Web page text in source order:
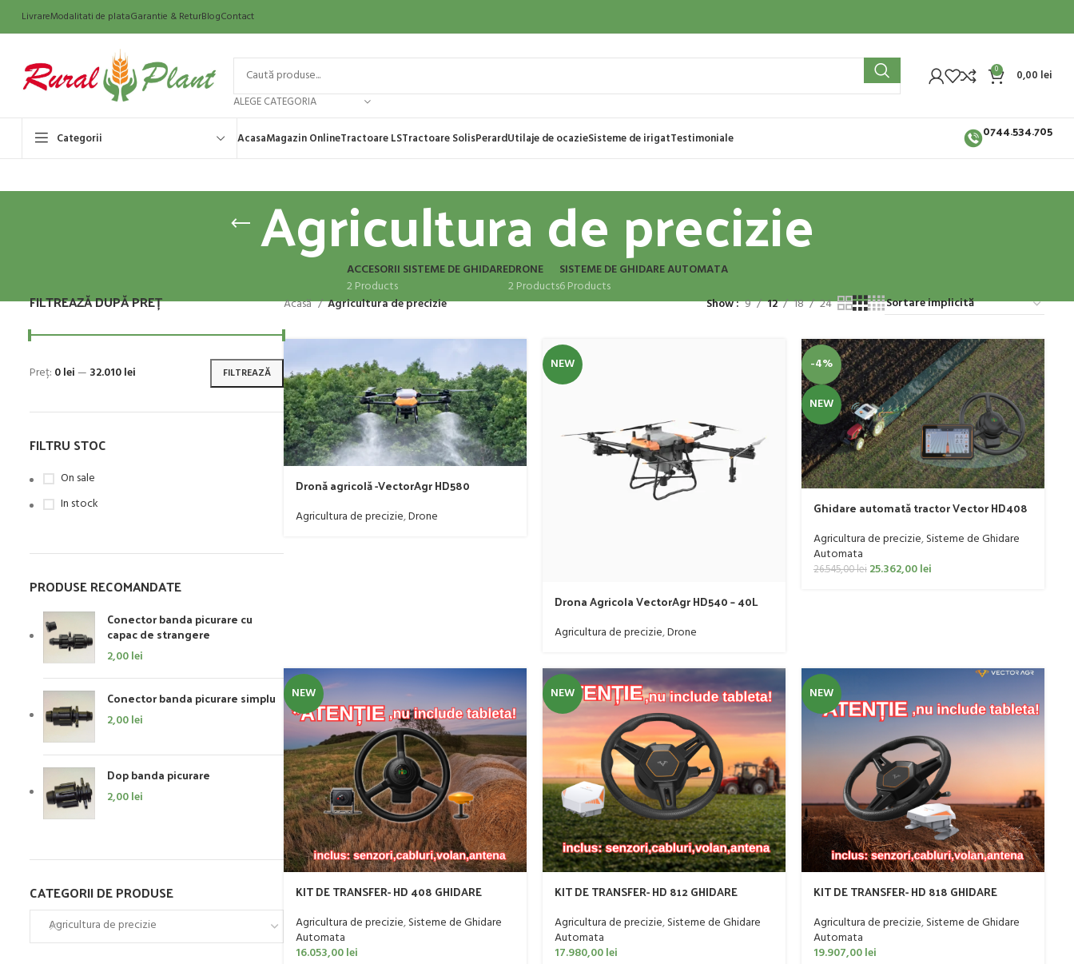
LivrareModalitati de plataGarantie & ReturBlogContact
ALEGE CATEGORIA
0 0,00 lei
Categorii AcasaMagazin OnlineTractoare LSTractoare SolisPerardUtilaje de ocazieSisteme de irigatTestimoniale 0744.534.705
Agricultura de precizie
ACCESORII SISTEME DE GHIDARE
2 Products
DRONE
2 Products
SISTEME DE GHIDARE AUTOMATA
6 Products
FILTREAZĂ DUPĂ PREȚ
FILTREAZĂ
Preț: 0 lei— 32.010 lei
FILTRU STOC
On sale
In stock
PRODUSE RECOMANDATE
Conector banda picurare cu
capac de strangere
2,00lei
Conector banda picurare simplu
2,00lei
Dop banda picurare
2,00lei
CATEGORII DE PRODUSE
Agricultura de precizie
Acasă Agricultura de precizie Show 9 12 18 24
Dronă agricolă -VectorAgr HD580
Agricultura de precizie,Drone
NEW
Drona Agricola VectorAgr HD540 – 40L
Agricultura de precizie,Drone
-4%
NEW
Ghidare automată tractor Vector HD408
Agricultura de precizie,Sisteme de Ghidare
Automata
26.545,00lei 25.362,00lei
NEW
KIT DE TRANSFER- HD 408 GHIDARE
Agricultura de precizie,Sisteme de Ghidare
Automata
16.053,00lei
NEW
KIT DE TRANSFER- HD 812 GHIDARE
Agricultura de precizie,Sisteme de Ghidare
Automata
17.980,00lei
NEW
KIT DE TRANSFER- HD 818 GHIDARE
Agricultura de precizie,Sisteme de Ghidare
Automata
19.907,00lei